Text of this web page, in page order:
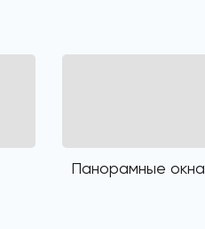
Панорамные окна